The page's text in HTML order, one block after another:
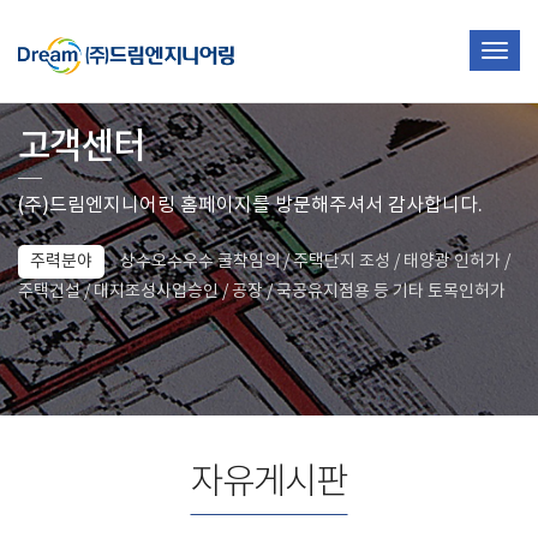
고객센터
(주)드림엔지니어링 홈페이지를 방문해주셔서 감사합니다.
주력분야
상수오수우수 굴착임의 / 주택단지 조성 / 태양광 인허가 /
주택건설 / 대지조성사업승인 / 공장 / 국공유지점용 등 기타 토목인허가
자유게시판